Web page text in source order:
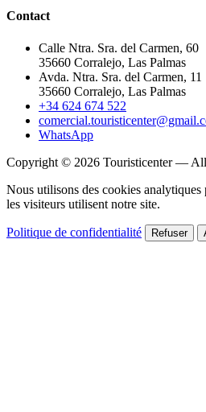
Contact
Calle Ntra. Sra. del Carmen, 60
35660 Corralejo, Las Palmas
Avda. Ntra. Sra. del Carmen, 11
35660 Corralejo, Las Palmas
+34 624 674 522
WhatsApp
Copyright © 2026 Touristicenter — All
Nous utilisons des cookies
les visiteurs utilisent notre site.
Politique de confidentialité Refuser